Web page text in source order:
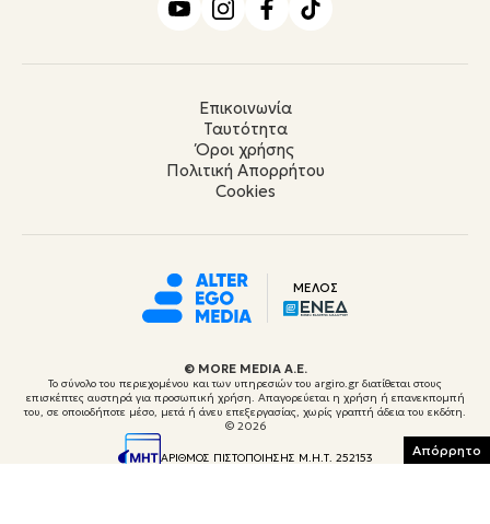
Επικοινωνία
Ταυτότητα
Όροι χρήσης
Πολιτική Απορρήτου
Cookies
ΜΕΛΟΣ
© ΜORE MEDIA Α.Ε.
Το σύνολο του περιεχομένου και των υπηρεσιών του argiro.gr διατίθεται στους
επισκέπτες αυστηρά για προσωπική χρήση. Απαγορεύεται η χρήση ή επανεκπομπή
του, σε οποιοδήποτε μέσο, μετά ή άνευ επεξεργασίας, χωρίς γραπτή άδεια του εκδότη.
© 2026
ΑΡΙΘΜΟΣ ΠΙΣΤΟΠΟΙΗΣΗΣ Μ.Η.Τ. 252153 Απόρρητο